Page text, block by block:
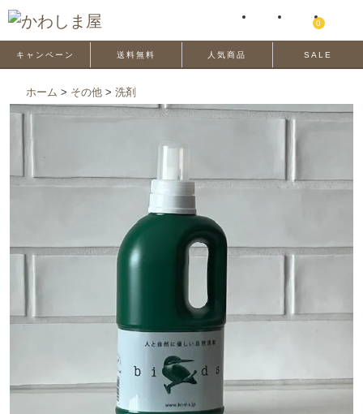
0
キャンペーン 送料無料 人気商品 SALE
ホーム > その他 > 洗剤